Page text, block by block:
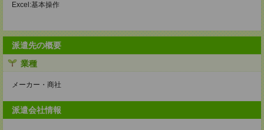
Excel:基本操作
派遣先の概要
業種
メーカー・商社
派遣会社情報